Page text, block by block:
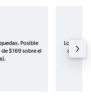
Posible
$169 sobre el
Los
de